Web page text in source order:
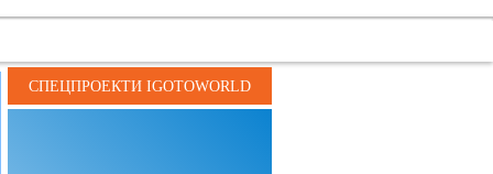
СПЕЦПРОЕКТИ IGOTOWORLD